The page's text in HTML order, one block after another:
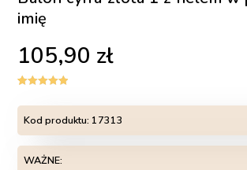
imię
105,90 zł
5.00
podstawie
Kod produktu: 17313
WAŻNE: